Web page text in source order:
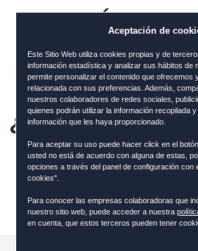
¿QUÉ HA
Puede que hayamos
esta página, o que no
temporalmente. Revisa
correctamente la URL en
¿Y AHORA QUÉ?
NUESTRA
Si quieres puedes
Aceptación de
Este Sitio Web utiliza cookies propias y de
información estadística y analizar sus hábitos de
permite personalizar el contenido que ofrecemos
relacionada con sus preferencias. Además,
nuestros colaboradores de redes sociales,
quienes podrán utilizar la información recopilada
información que les haya proporcionado.
Para aceptar su uso puede hacer click en el
usted no está de acuerdo con alguna de estas,
opciones a través del panel de configuración con
cookies".
Para conocer las empresas colaboradoras que
nuestro sitio web, puede acceder a nuestra
en cuenta, que estos terceros pueden tener